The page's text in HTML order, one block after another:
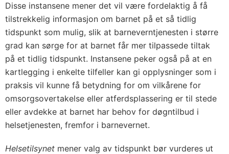
Disse instansene mener det vil være fordelaktig å få
tilstrekkelig informasjon om barnet på et så tidlig
tidspunkt som mulig, slik at barneverntjenesten i større
grad kan sørge for at barnet får mer tilpassede tiltak
på et tidlig tidspunkt. Instansene peker også på at en
kartlegging i enkelte tilfeller kan gi opplysninger som i
praksis vil kunne få betydning for om vilkårene for
omsorgsovertakelse eller atferdsplassering er til stede
eller avdekke at barnet har behov for døgntilbud i
helsetjenesten, fremfor i barnevernet.
Helsetilsynet mener valg av tidspunkt bør vurderes ut